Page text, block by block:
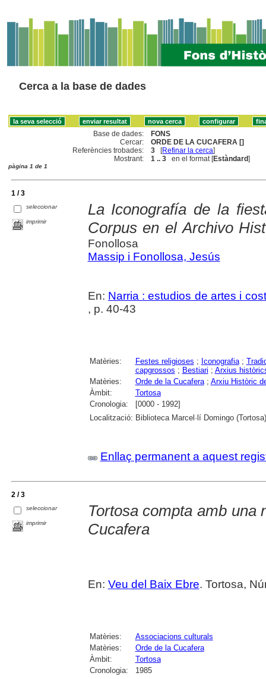
Cerca a la base de dades
Base de dades:
FONS
Cercar:
ORDE DE LA CUCAFERA []
Referències trobades:
3 [Refinar la cerca]
Mostrant:
1 .. 3 en el format [Estàndard]
pàgina 1 de 1
1 / 3
seleccionar
imprimir
La Iconografía de la
Corpus en el Archivo
Fonollosa
Massip i Fonollosa, Jesús
En: Narria : estudios de artes i
, p. 40-43
Matèries: Festes religioses ; Iconografia;
capgrossos ; Bestiari ; Arxius
Matèries:
Orde de la Cucafera; Arxiu Històric
Àmbit:
Tortosa
Cronologia:
[0000 - 1992]
Localització: Biblioteca Marcel·lí Domingo (Tortosa)
Enllaç permanent a aquest
2 / 3
seleccionar
imprimir
Tortosa compta amb una
Cucafera
En: Veu del Baix Ebre. Tortosa,
Matèries:
Associacions culturals
Matèries:
Orde de la Cucafera
Àmbit:
Tortosa
Cronologia:
1985